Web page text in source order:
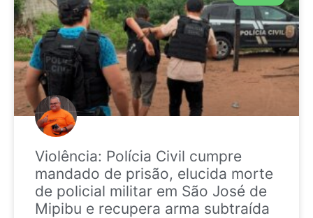
Violência: Polícia Civil cumpre
mandado de prisão, elucida morte
de policial militar em São José de
Mipibu e recupera arma subtraída